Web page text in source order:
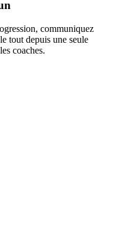
communiquez
tout depuis une seule
coaches.